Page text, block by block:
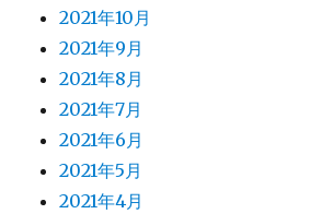
2021年10月
2021年9月
2021年8月
2021年7月
2021年6月
2021年5月
2021年4月